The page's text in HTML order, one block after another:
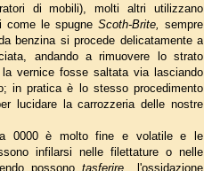
di mobili), molti altri utilizzano
come le spugne Scoth-Brite, sempre
benzina si procede delicatamente a
andando a rimuovere lo strato
vernice fosse saltata via lasciando
in pratica è lo stesso procedimento
lucidare la carrozzeria delle nostre
0000 è molto fine e volatile e le
infilarsi nelle filettature o nelle
possono tasferire
l'ossidazione